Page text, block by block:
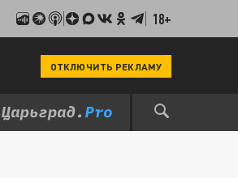
18+
ОТКЛЮЧИТЬ РЕКЛАМУ